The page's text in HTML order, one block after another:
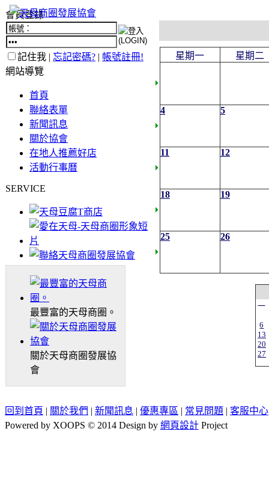
會員登錄
記住我 | 忘記密碼? | 帳號註冊!
網站導覽
首頁
聯絡表單
新聞訊息
關於協會
在地人推薦好店
活動行事曆
SERVICE
最豐富的天母商圈。
關於天母商圈發展協
會
星期一 星期二
4 5
11 12
18 19
25 26
一
6
13
20
27
回到首頁 | 關於我們 | 新聞訊息 | 優惠專區 | 常見問題 | 客服中心
Powered by XOOPS © 2014 Design by 網頁設計 Project